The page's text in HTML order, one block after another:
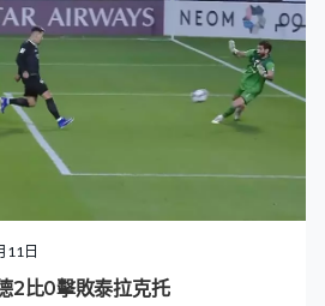
比數。兩分鐘後艾奧亞送入禁
4球。面對艾加拉法鬆散的防線，安
更輕鬆，艾奧亞抽楣底彈入，58分
費南迪斯4分鐘後跟他看齊，有兩
場主角是艾奧亞，推橫射近柱入
戲法」，為伊蒂哈德鎖定大勝7比
11日
2比0擊敗泰拉克托